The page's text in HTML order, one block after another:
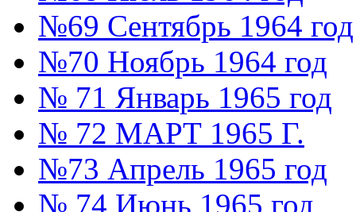
№69 Сентябрь 1964 год
№70 Ноябрь 1964 год
№ 71 Январь 1965 год
№ 72 МАРТ 1965 Г.
№73 Апрель 1965 год
№ 74 Июнь 1965 год